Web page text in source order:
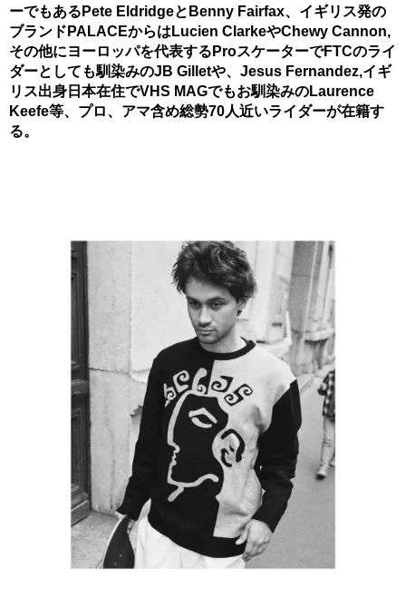
ーでもあるPete EldridgeとBenny Fairfax、イギリス発の
ブランドPALACEからはLucien ClarkeやChewy Cannon,
その他にヨーロッパを代表するProスケーターでFTCのライ
ダーとしても馴染みのJB Gilletや、Jesus Fernandez,イギ
リス出身日本在住でVHS MAGでもお馴染みのLaurence
Keefe等、プロ、アマ含め総勢70人近いライダーが在籍す
る。